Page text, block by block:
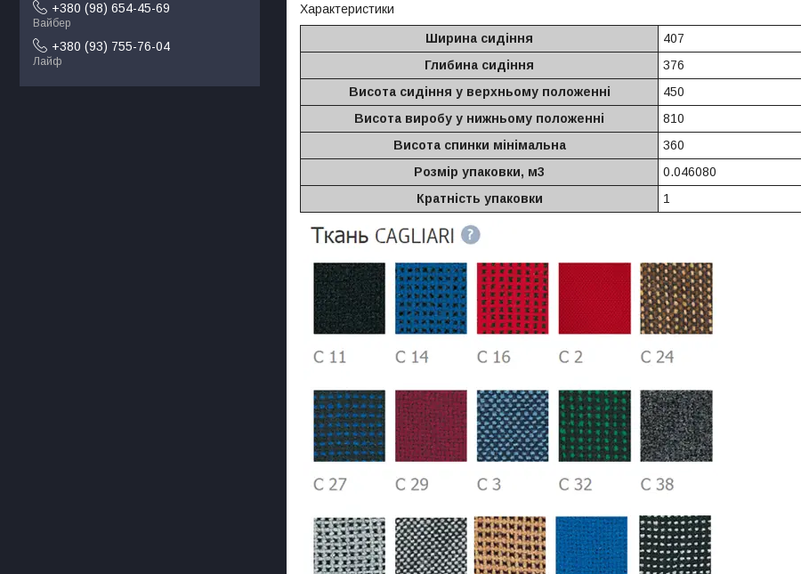
Характеристики
Ширина сидіння
407
Глибина сидіння
376
Висота сидіння у верхньому положенні
450
Висота виробу у нижньому положенні
810
Висота спинки мінімальна
360
Розмір упаковки, м3
0.046080
Кратність упаковки
1
+380 (98) 654-45-69
Вайбер
+380 (93) 755-76-04
Лайф